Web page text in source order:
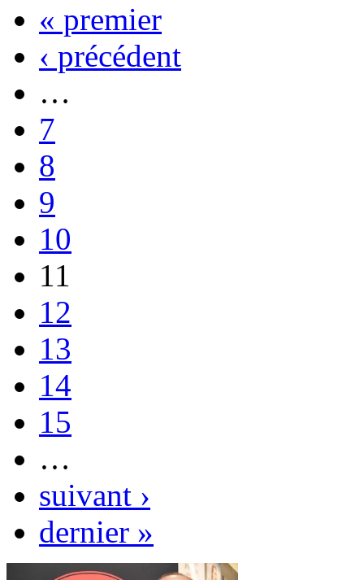
« premier
‹ précédent
…
7
8
9
10
11
12
13
14
15
…
suivant ›
dernier »